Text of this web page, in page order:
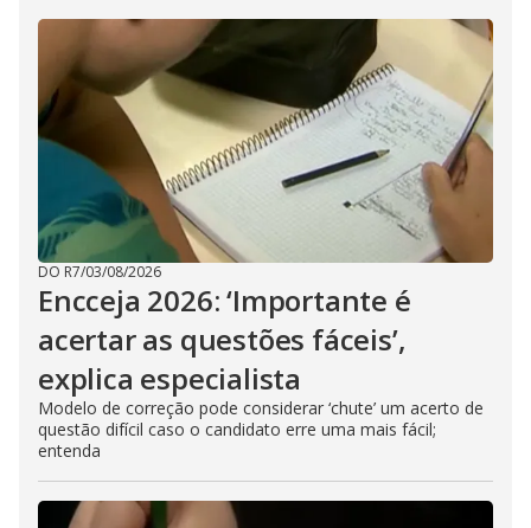
DO R7/03/08/2026
Encceja 2026: ‘Importante é
acertar as questões fáceis’,
explica especialista
Modelo de correção pode considerar ‘chute’ um acerto de
questão difícil caso o candidato erre uma mais fácil;
entenda